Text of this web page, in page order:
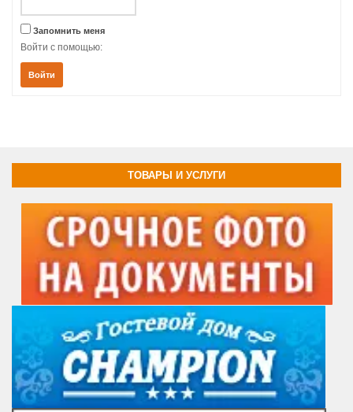
Запомнить меня
Войти с помощью:
Войти
ТОВАРЫ И УСЛУГИ